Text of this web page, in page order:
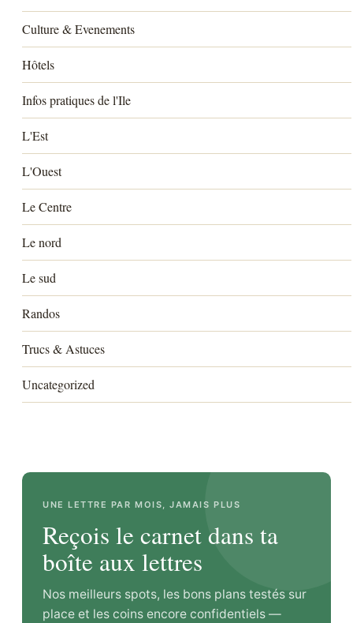
Culture & Evenements
Hôtels
Infos pratiques de l'Ile
L'Est
L'Ouest
Le Centre
Le nord
Le sud
Randos
Trucs & Astuces
Uncategorized
UNE LETTRE PAR MOIS, JAMAIS PLUS
Reçois le carnet dans ta
boîte aux lettres
Nos meilleurs spots, les bons plans testés sur
place et les coins encore confidentiels —